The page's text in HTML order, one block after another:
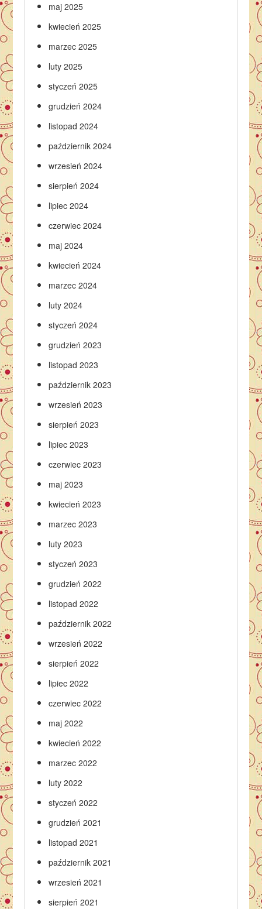
maj 2025
kwiecień 2025
marzec 2025
luty 2025
styczeń 2025
grudzień 2024
listopad 2024
październik 2024
wrzesień 2024
sierpień 2024
lipiec 2024
czerwiec 2024
maj 2024
kwiecień 2024
marzec 2024
luty 2024
styczeń 2024
grudzień 2023
listopad 2023
październik 2023
wrzesień 2023
sierpień 2023
lipiec 2023
czerwiec 2023
maj 2023
kwiecień 2023
marzec 2023
luty 2023
styczeń 2023
grudzień 2022
listopad 2022
październik 2022
wrzesień 2022
sierpień 2022
lipiec 2022
czerwiec 2022
maj 2022
kwiecień 2022
marzec 2022
luty 2022
styczeń 2022
grudzień 2021
listopad 2021
październik 2021
wrzesień 2021
sierpień 2021